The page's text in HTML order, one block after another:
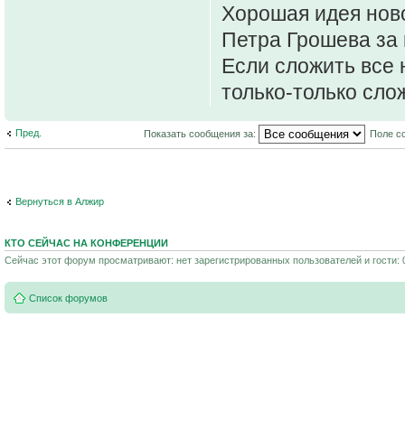
Хорошая идея
Петра Грошева
Если сложить все
только-только
Пред. Показать сообщения за: Поле
Вернуться в Алжир
КТО СЕЙЧАС НА КОНФЕРЕНЦИИ
Сейчас этот форум просматривают: нет зарегистрированных пользователей и гости:
Список форумов